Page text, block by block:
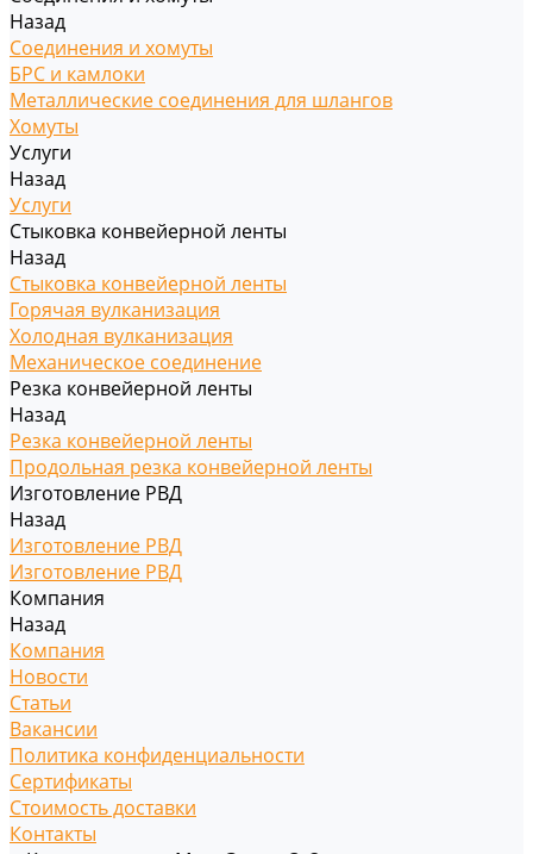
Назад
Соединения и хомуты
БРС и камлоки
Металлические соединения для шлангов
Хомуты
Услуги
Назад
Услуги
Стыковка конвейерной ленты
Назад
Стыковка конвейерной ленты
Горячая вулканизация
Холодная вулканизация
Механическое соединение
Резка конвейерной ленты
Назад
Резка конвейерной ленты
Продольная резка конвейерной ленты
Изготовление РВД
Назад
Изготовление РВД
Изготовление РВД
Компания
Назад
Компания
Новости
Статьи
Вакансии
Политика конфиденциальности
Сертификаты
Стоимость доставки
Контакты